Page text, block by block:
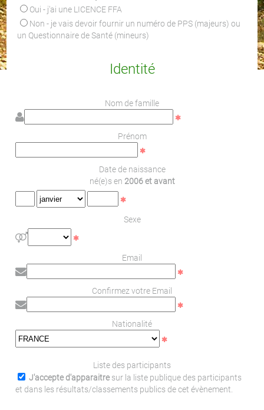
Oui - j'ai une LICENCE FFA
Non - je vais devoir fournir un numéro de PPS (majeurs) ou
un Questionnaire de Santé (mineurs)
Identité
Nom de famille
Prénom
Date de naissance
né(e)s en 2006 et avant
Sexe
Email
Confirmez votre Email
Nationalité
Liste des participants
J'accepte d'apparaitresur la liste publique des participants
et dans les résultats/classements publics de cet évènement.